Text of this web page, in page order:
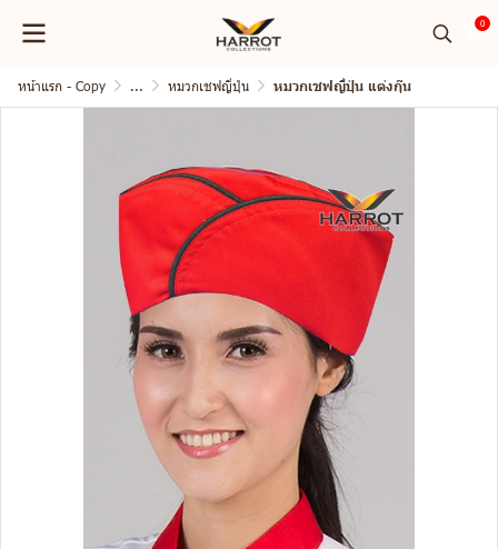
0
หน้าแรก - Copy ... หมวกเชฟญี่ปุ่น หมวกเชฟญี่ปุ่น แต่งกุ๊น